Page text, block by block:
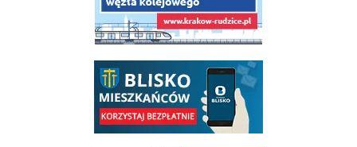
link do opisu aplikacji - BLISKO, Gmina Wieliczka w aplikacji Blisko